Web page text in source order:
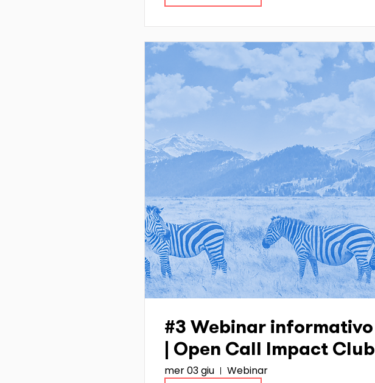
#3 Webinar informativo
| Open Call Impact Club
mer 03 giu Webinar